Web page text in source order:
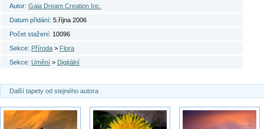
Autor: Gaia Dream Creation Inc.
Datum přidání: 5.října 2006
Počet stažení: 10096
Sekce: Příroda > Flora
Sekce: Umění > Digitální
Další tapety od stejného autora